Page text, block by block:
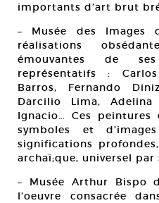
importants d’art brut
– Musée des Images
réalisations
émouvantes de
représentatifs :
Barros, Fernando
Darcilio Lima, Adelina
Ignacio… Ces
symboles et
significations
archaï;que, universel par
– Musée Arthur Bispo
l’oeuvre consacrée